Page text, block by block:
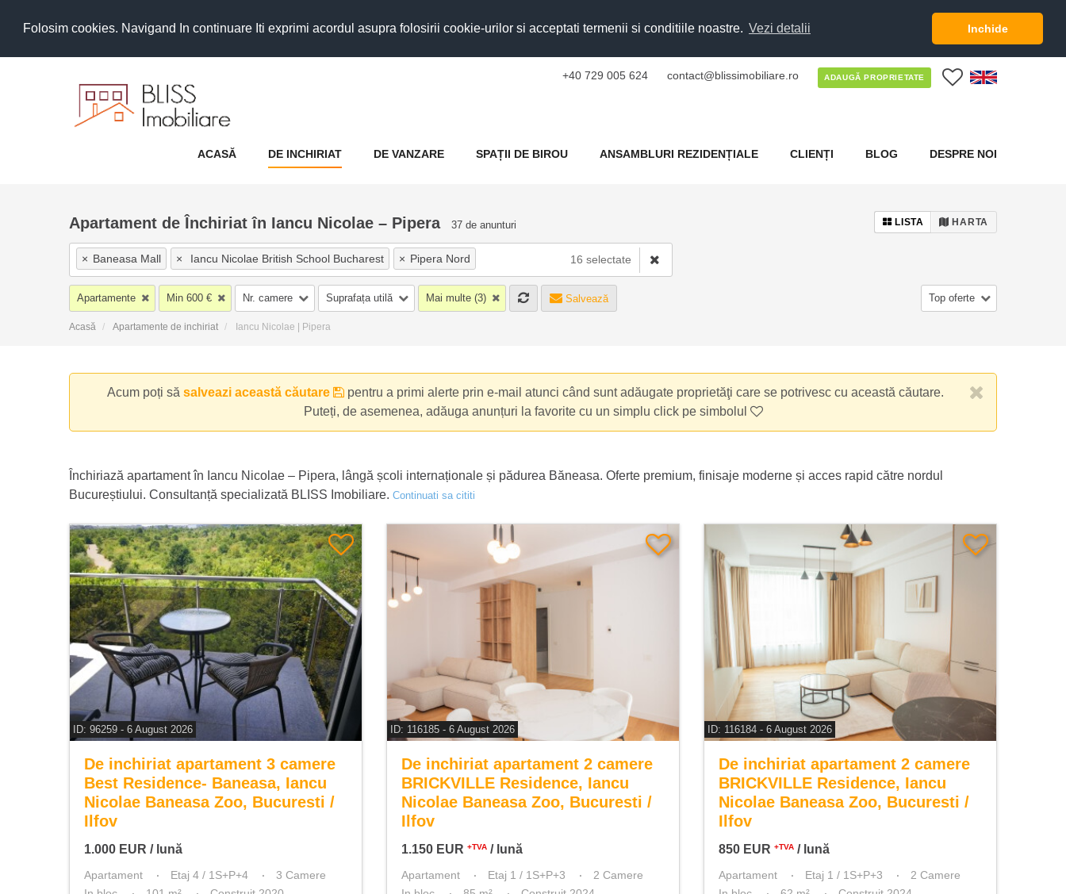
Folosim cookies. Navigand In continuare Iti exprimi acordul asupra folosirii cookie-urilor si acceptati termenii si conditiile noastre. Vezi detalii Inchide
+40 729 005 624 contact@blissimobiliare.ro ADAUGĂ PROPRIETATE
ACASĂ DE INCHIRIAT DE VANZARE SPAȚII DE BIROU ANSAMBLURI REZIDENȚIALE CLIENȚI BLOG DESPRE NOI
Apartament de Închiriat în Iancu Nicolae – Pipera 37 de anunturi LISTA HARTA
× Baneasa Mall × Iancu Nicolae British School Bucharest × Pipera Nord
× Pipera Sud × Baneasa Padure × Pipera × Henri Coanda Bucuresti
16 selectate
Apartamente Min 600 € Nr. camere Suprafața utilă Mai multe (3) Salvează Top oferte
Acasă Apartamente de inchiriat Iancu Nicolae | Pipera
Acum poți să salveazi această căutare
pentru a primi alerte prin e-mail atunci când sunt adăugate proprietăţi care se potrivesc cu această căutare.
Puteți, de asemenea, adăuga anunțuri la favorite cu un simplu click pe simbolul
Închiriază apartament în Iancu Nicolae – Pipera, lângă școli internaționale și pădurea Băneasa. Oferte premium, finisaje moderne și acces rapid către nordul
Bucureștiului. Consultanță specializată BLISS Imobiliare. Continuati sa cititi
ID: 96259 - 6 August 2026
De inchiriat apartament 3 camere
Best Residence- Baneasa, Iancu
Nicolae Baneasa Zoo, Bucuresti /
Ilfov
1.000 EUR / lună
Apartament Etaj 4 / 1S+P+4
3 Camere
ID: 116185 - 6 August 2026
De inchiriat apartament 2 camere
BRICKVILLE Residence, Iancu
Nicolae Baneasa Zoo, Bucuresti /
Ilfov
1.150 EUR +TVA / lună
Apartament Etaj 1 / 1S+P+3
2 Camere
ID: 116184 - 6 August 2026
De inchiriat apartament 2 camere
BRICKVILLE Residence, Iancu
Nicolae Baneasa Zoo, Bucuresti /
Ilfov
850 EUR +TVA / lună
Apartament Etaj 1 / 1S+P+3
2 Camere